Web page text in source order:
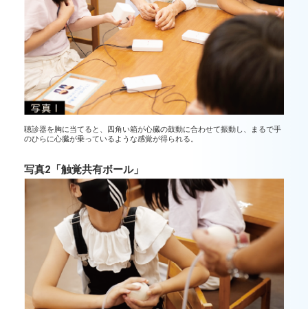
聴診器を胸に当てると、四角い箱が心臓の鼓動に合わせて振動し、まるで手
のひらに心臓が乗っているような感覚が得られる。
写真2「触覚共有ボール」